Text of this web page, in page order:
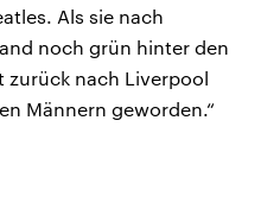
Als sie nach
noch grün hinter den
zurück nach Liverpool
Männern geworden.“